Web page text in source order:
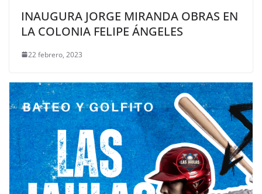
INAUGURA JORGE MIRANDA OBRAS EN
LA COLONIA FELIPE ÁNGELES
22 febrero, 2023